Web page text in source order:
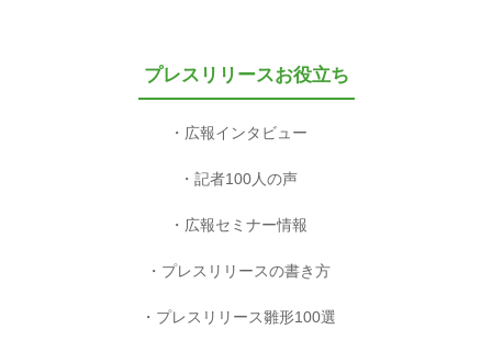
プレスリリースお役立ち
広報インタビュー
記者100人の声
広報セミナー情報
プレスリリースの書き方
プレスリリース雛形100選